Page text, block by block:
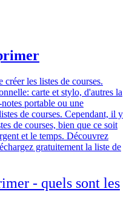
créer les listes de courses.
carte et stylo, d'autres la
portable ou une
de courses. Cependant, il y
de courses, bien que ce soit
et le temps. Découvrez
gratuitement la liste de
- quels sont les